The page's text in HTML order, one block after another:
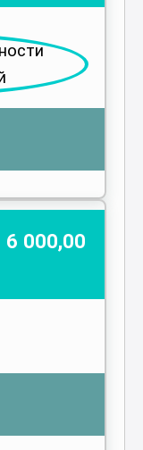
6 000,00